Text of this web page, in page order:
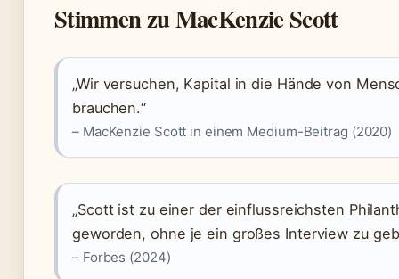
Stimmen zu MacKenzie Scott
„Wir versuchen, Kapital in die Hände von
brauchen.“
– MacKenzie Scott in einem Medium-Beitrag (2020)
„Scott ist zu einer der einflussreichsten
geworden, ohne je ein großes Interview zu
– Forbes (2024)